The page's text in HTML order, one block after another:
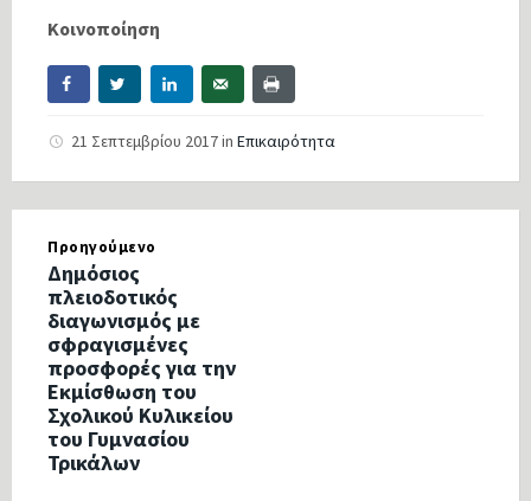
Κοινοποίηση
21 Σεπτεμβρίου 2017in Επικαιρότητα
Προηγούμενο
Δημόσιος
πλειοδοτικός
διαγωνισμός με
σφραγισμένες
προσφορές για την
Εκμίσθωση του
Σχολικού Κυλικείου
του Γυμνασίου
Τρικάλων